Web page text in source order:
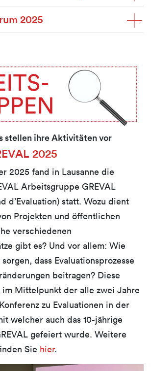
2025
stellen ihre Aktivitäten vor
2025
2025 fand in Lausanne die
Arbeitsgruppe GREVAL
d’Evaluation) statt. Wozu dient
Projekten und öffentlichen
verschiedenen
gibt es? Und vor allem: Wie
dass Evaluationsprozesse
beitragen? Diese
im Mittelpunkt der alle zwei Jahre
zu Evaluationen in der
welcher auch das 10-jährige
gefeiert wurde. Weitere
Sie hier.